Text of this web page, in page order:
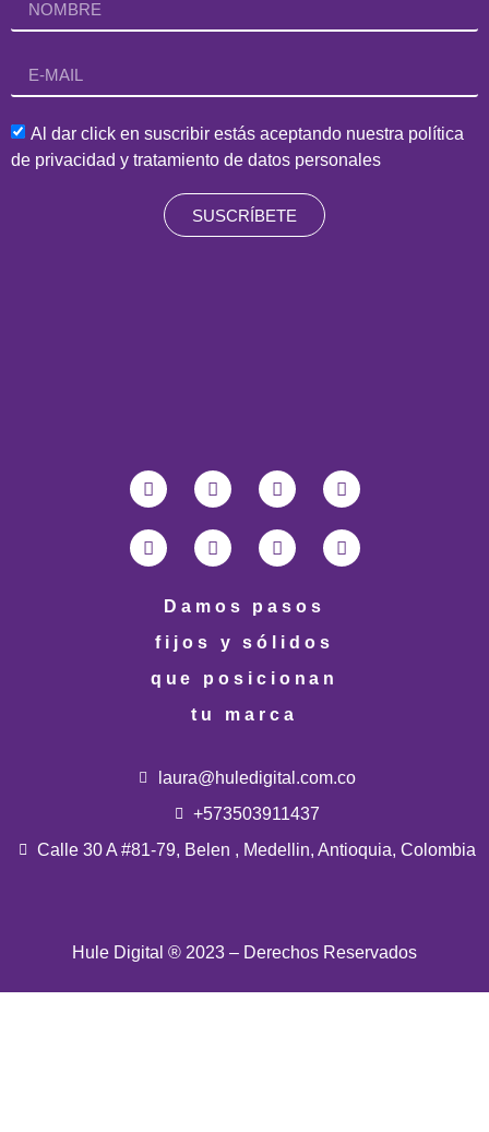
Al dar click en suscribir estás aceptando nuestra política
de privacidad y tratamiento de datos personales
SUSCRÍBETE
Damos pasos
fijos y sólidos
que posicionan
tu marca
laura@huledigital.com.co
+573503911437
Calle 30 A #81-79, Belen , Medellin, Antioquia, Colombia
Hule Digital ® 2023 – Derechos Reservados